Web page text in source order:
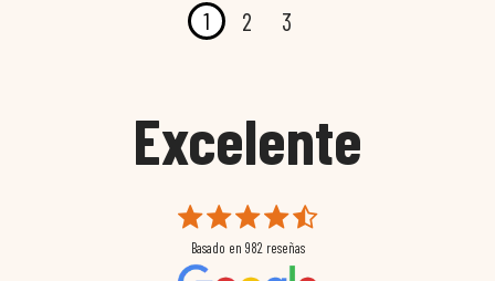
1 2 3
Excelente
Basado en 982 reseñas